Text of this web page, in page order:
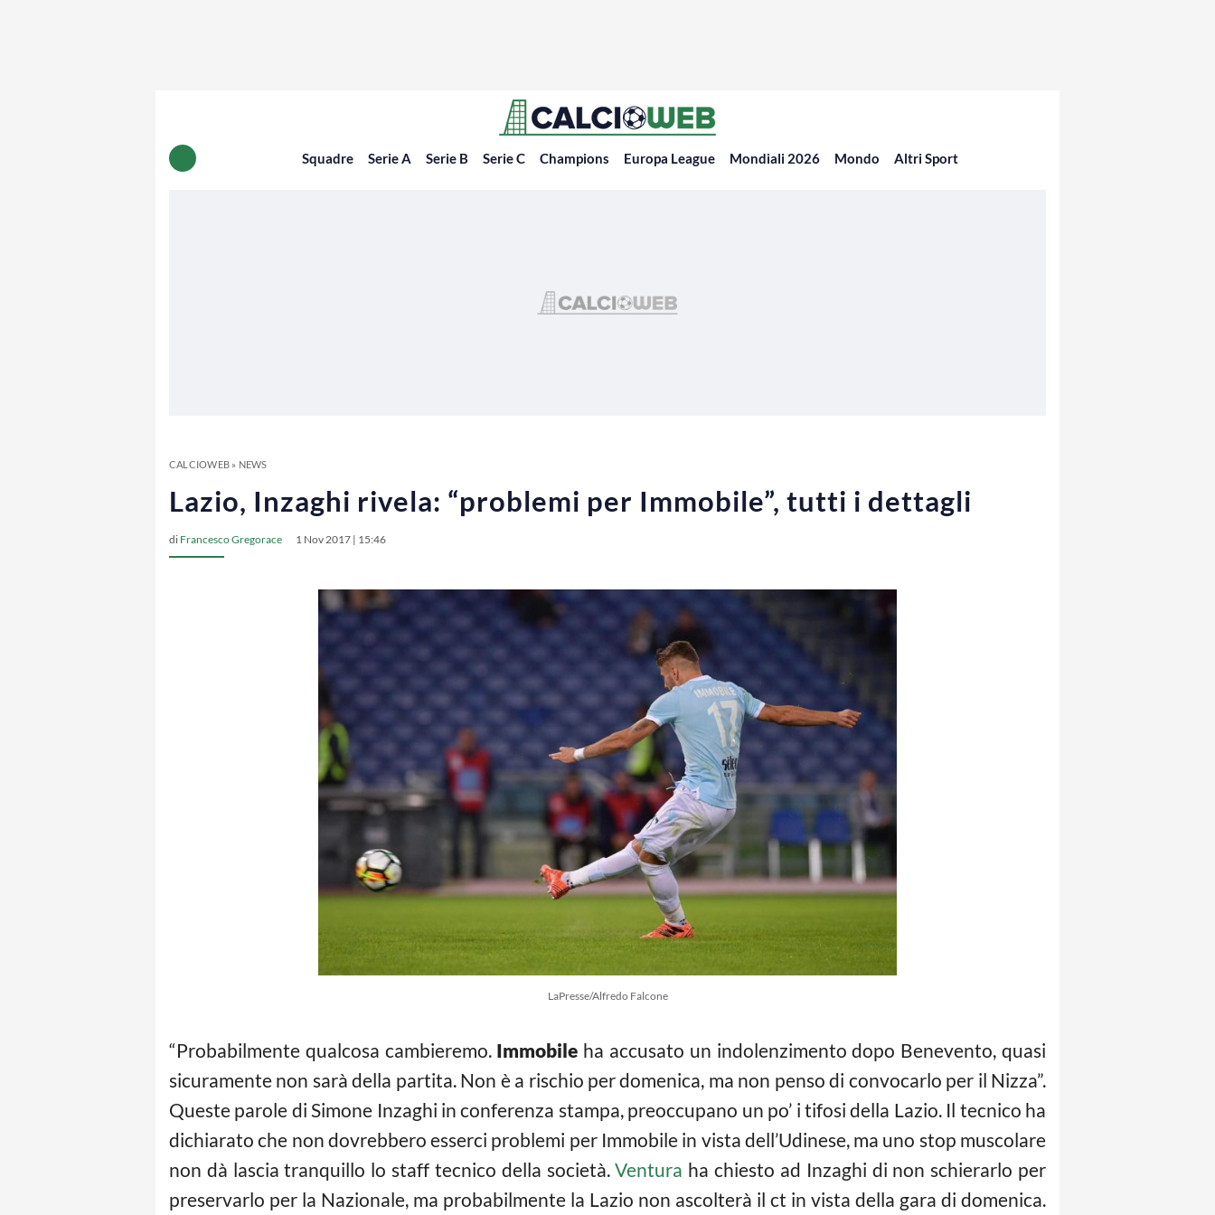
Squadre Serie A Serie B Serie C Champions Europa League Mondiali 2026 Mondo Altri Sport
CALCIOWEB» NEWS
Lazio, Inzaghi rivela: “problemi per Immobile”, tutti i dettagli
di Francesco Gregorace 1 Nov 2017 | 15:46
LaPresse/Alfredo Falcone
“Probabilmente qualcosa cambieremo. Immobile ha accusato un indolenzimento dopo Benevento, quasi
sicuramente non sarà della partita. Non è a rischio per domenica, ma non penso di convocarlo per il Nizza”.
Queste parole di Simone Inzaghi in conferenza stampa, preoccupano un po’ i tifosi della Lazio. Il tecnico ha
dichiarato che non dovrebbero esserci problemi per Immobile in vista dell’Udinese, ma uno stop muscolare
non dà lascia tranquillo lo staff tecnico della società.Ventura ha chiesto ad Inzaghi di non schierarlo per
preservarlo per la Nazionale, ma probabilmente la Lazio non ascolterà il ct in vista della gara di domenica.